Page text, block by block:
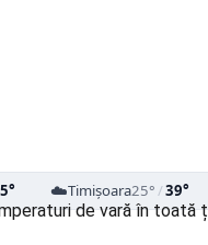
☁️Timișoara25°/39°
de vară în